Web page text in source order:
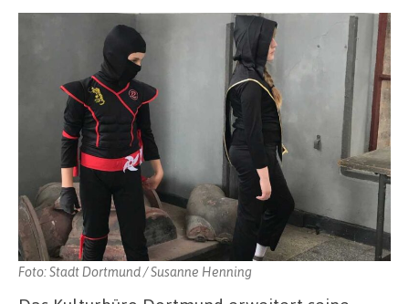
Foto: Stadt Dortmund / Susanne Henning